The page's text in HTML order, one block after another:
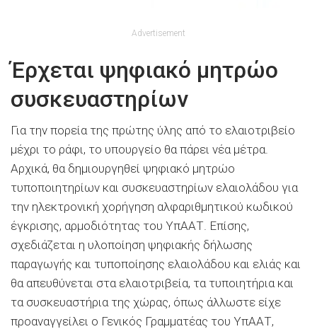
Advertisement
Έρχεται ψηφιακό µητρώο
συσκευαστηρίων
Για την πορεία της πρώτης ύλης από το ελαιοτριβείο
µέχρι το ράφι, το υπουργείο θα πάρει νέα µέτρα.
Αρχικά, θα δηµιουργηθεί ψηφιακό µητρώο
τυποποιητηρίων και συσκευαστηρίων ελαιολάδου για
την ηλεκτρονική χορήγηση αλφαριθµητικού κωδικού
έγκρισης, αρµοδιότητας του ΥπΑΑΤ. Επίσης,
σχεδιάζεται η υλοποίηση ψηφιακής δήλωσης
παραγωγής και τυποποίησης ελαιολάδου και ελιάς και
θα απευθύνεται στα ελαιοτριβεία, τα τυποιητήρια και
τα συσκευαστήρια της χώρας, όπως άλλωστε είχε
προαναγγείλει ο Γενικός Γραµµατέας του ΥπΑΑΤ,